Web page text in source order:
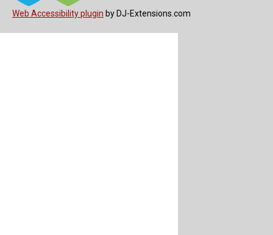
Web Accessibility plugin by DJ-Extensions.com